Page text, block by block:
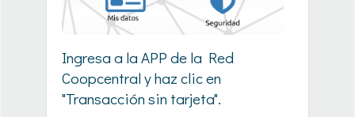
Ingresa a la APP de la Red
Coopcentral y haz clic en
"Transacción sin tarjeta".